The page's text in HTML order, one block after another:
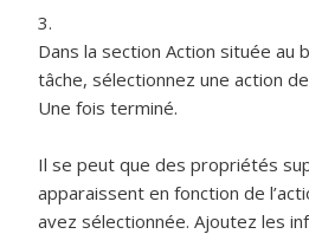
Dans la section Action située au
tâche, sélectionnez une action
Une fois terminé.
Il se peut que des propriétés
apparaissent en fonction de
avez sélectionnée. Ajoutez les